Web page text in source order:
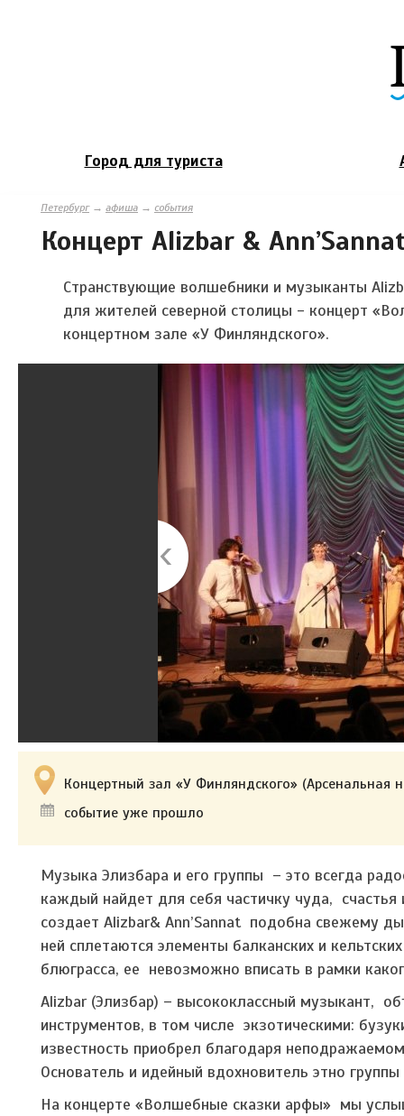
Город для туриста
Петербург→ афиша → события
Концерт Alizbar &
Странствующие волшебники и музыканты
для жителей северной столицы - концерт
концертном зале «У Финляндского».
Концертный зал «У Финляндского» (Арсенальная
событие уже прошло
Музыка Элизбара и его группы – это всегда
каждый найдет для себя частичку чуда,
создает Alizbar& Ann’Sannat подобна свежему
ней сплетаются элементы балканских и
блюграсса, ее невозможно вписать в рамки
Alizbar (Элизбар) – высококлассный музыкант,
инструментов, в том числе экзотическими:
известность приобрел благодаря
Основатель и идейный вдохновитель этно группы
На концерте «Волшебные сказки арфы» мы